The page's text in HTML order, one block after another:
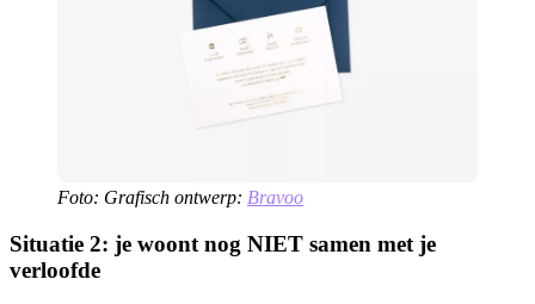
Foto: Grafisch ontwerp: Bravoo
Situatie 2: je woont nog NIET samen met je
verloofde